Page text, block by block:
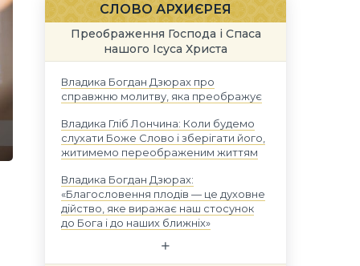
СЛОВО АРХИЄРЕЯ
Преображення Господа і Спаса
нашого Ісуса Христа
Владика Богдан Дзюрах про
справжню молитву, яка преображує
Владика Гліб Лончина: Коли будемо
слухати Боже Слово і зберігати його,
житимемо переображеним життям
Владика Богдан Дзюрах:
«Благословення плодів — це духовне
дійство, яке виражає наш стосунок
до Бога і до наших ближніх»